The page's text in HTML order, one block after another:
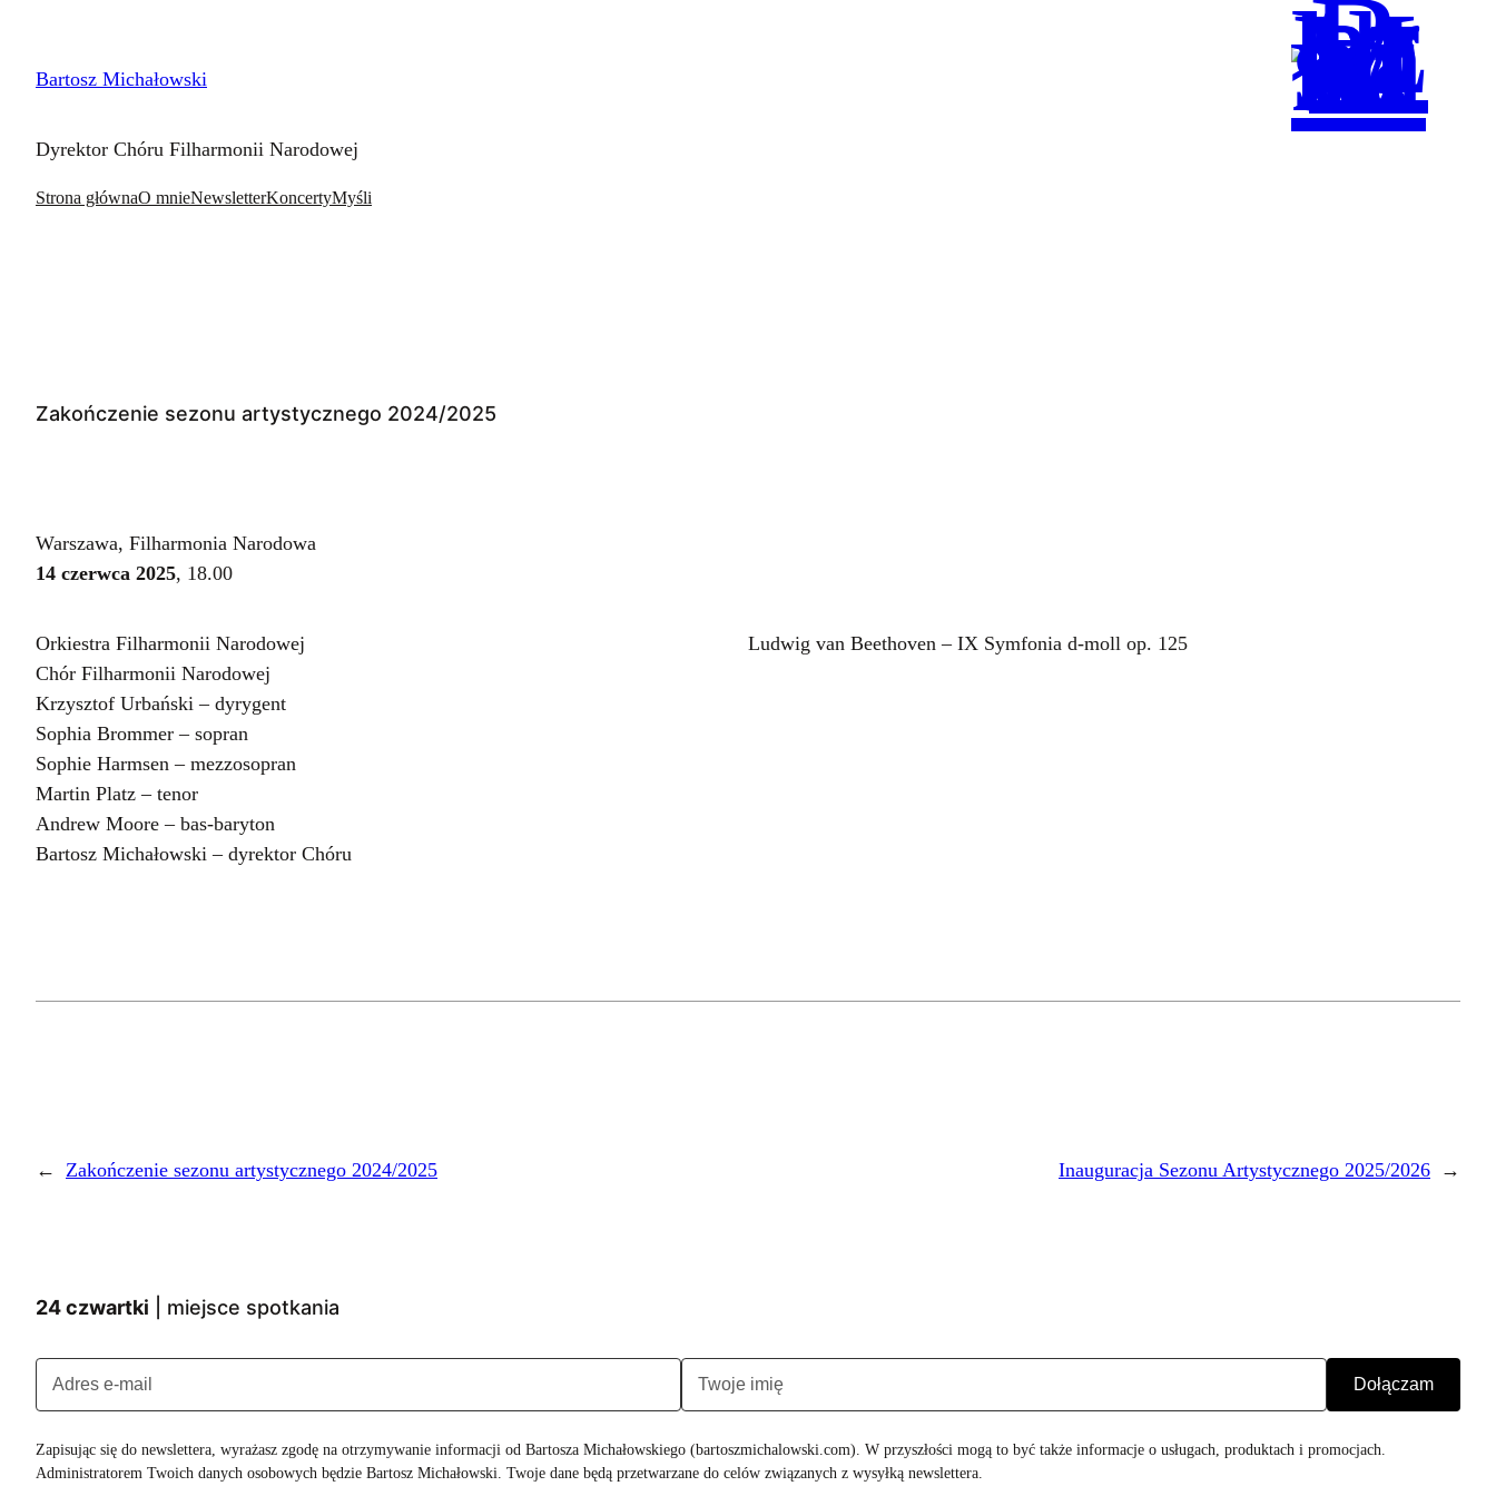
treściBartosz Michałowski
Dyrektor Chóru Filharmonii Narodowej
Strona głównaO mnieNewsletterKoncertyMyśli
Zakończenie sezonu artystycznego 2024/2025
Warszawa, Filharmonia Narodowa
14 czerwca 2025, 18.00
Orkiestra Filharmonii Narodowej
Chór Filharmonii Narodowej
Krzysztof Urbański – dyrygent
Sophia Brommer – sopran
Sophie Harmsen – mezzosopran
Martin Platz – tenor
Andrew Moore – bas-baryton
Bartosz Michałowski – dyrektor Chóru
Ludwig van Beethoven – IX Symfonia d-moll op. 125
← Zakończenie sezonu artystycznego 2024/2025 Inauguracja Sezonu Artystycznego 2025/2026 →
24 czwartki | miejsce spotkania
Zapisując się do newslettera, wyrażasz zgodę na otrzymywanie informacji od Bartosza Michałowskiego (bartoszmichalowski.com). W przyszłości mogą to być także informacje o usługach, produktach i promocjach.
Administratorem Twoich danych osobowych będzie Bartosz Michałowski. Twoje dane będą przetwarzane do celów związanych z wysyłką newslettera.